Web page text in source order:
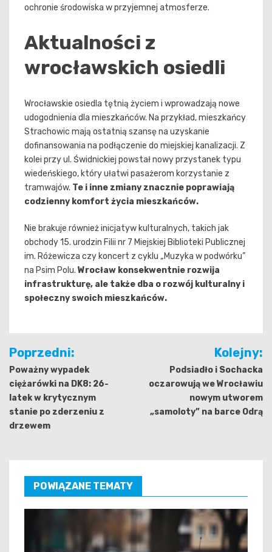
ochronie środowiska w przyjemnej atmosferze.
Aktualności z
wrocławskich osiedli
Wrocławskie osiedla tętnią życiem i wprowadzają nowe
udogodnienia dla mieszkańców. Na przykład, mieszkańcy
Strachowic mają ostatnią szansę na uzyskanie
dofinansowania na podłączenie do miejskiej kanalizacji. Z
kolei przy ul. Świdnickiej powstał nowy przystanek typu
wiedeńskiego, który ułatwi pasażerom korzystanie z
tramwajów. Te i inne zmiany znacznie poprawiają
codzienny komfort życia mieszkańców.
Nie brakuje również inicjatyw kulturalnych, takich jak
obchody 15. urodzin Filii nr 7 Miejskiej Biblioteki Publicznej
im. Różewicza czy koncert z cyklu „Muzyka w podwórku”
na Psim Polu. Wrocław konsekwentnie rozwija
infrastrukturę, ale także dba o rozwój kulturalny i
społeczny swoich mieszkańców.
Nawigacja
wpisu
Poprzedni:
Poważny wypadek
ciężarówki na DK8: 26-
latek w krytycznym
stanie po zderzeniu z
drzewem
Kolejny:
Podsiadło i Sochacka
oczarowują we Wrocławiu
nowym utworem
„samoloty” na barce Odrą
POWIĄZANE TEMATY